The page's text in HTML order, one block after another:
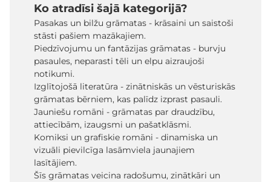
Ko atradīsi šajā kategorijā?
Pasakas un bilžu grāmatas - krāsaini un saistoši
stāsti pašiem mazākajiem.
Piedzīvojumu un fantāzijas grāmatas - burvju
pasaules, neparasti tēli un elpu aizraujoši
notikumi.
Izglītojošā literatūra - zinātniskās un vēsturiskās
grāmatas bērniem, kas palīdz izprast pasauli.
Jauniešu romāni - grāmatas par draudzību,
attiecībām, izaugsmi un pašatklāsmi.
Komiksi un grafiskie romāni - dinamiska un
vizuāli pievilcīga lasāmviela jaunajiem
lasītājiem.
Šīs grāmatas veicina radošumu, zinātkāri un